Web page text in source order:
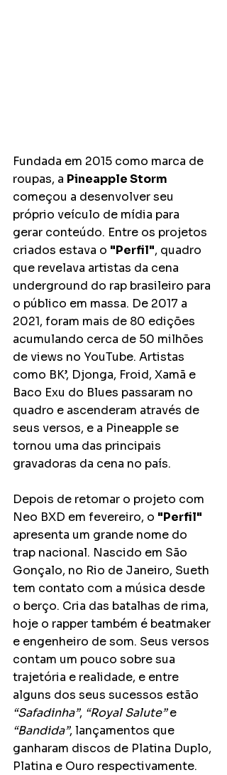
Fundada em 2015 como marca de
roupas, a Pineapple Storm
começou a desenvolver seu
próprio veículo de mídia para
gerar conteúdo. Entre os projetos
criados estava o "Perfil", quadro
que revelava artistas da cena
underground do rap brasileiro para
o público em massa. De 2017 a
2021, foram mais de 80 edições
acumulando cerca de 50 milhões
de views no YouTube. Artistas
como BK’, Djonga, Froid, Xamã e
Baco Exu do Blues passaram no
quadro e ascenderam através de
seus versos, e a Pineapple se
tornou uma das principais
gravadoras da cena no país.
Depois de retomar o projeto com
Neo BXD em fevereiro, o "Perfil"
apresenta um grande nome do
trap nacional. Nascido em São
Gonçalo, no Rio de Janeiro, Sueth
tem contato com a música desde
o berço. Cria das batalhas de rima,
hoje o rapper também é beatmaker
e engenheiro de som. Seus versos
contam um pouco sobre sua
trajetória e realidade, e entre
alguns dos seus sucessos estão
“Safadinha”, “Royal Salute” e
“Bandida”, lançamentos que
ganharam discos de Platina Duplo,
Platina e Ouro respectivamente.